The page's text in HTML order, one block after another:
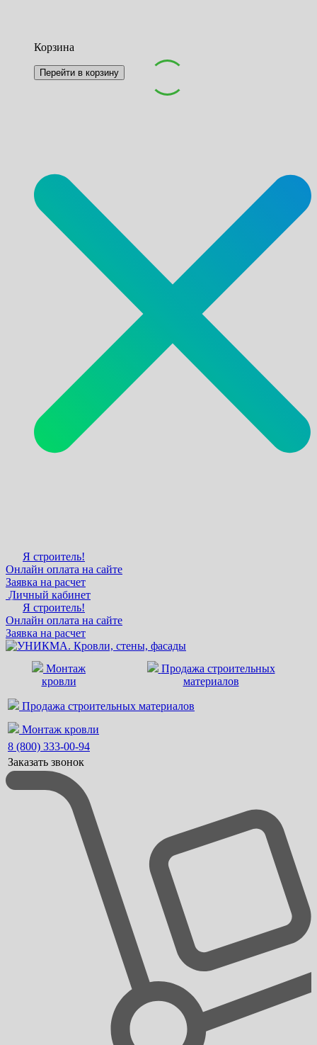
Корзина
Перейти в корзину
Я строитель!
Онлайн оплата на сайте
Заявка на расчет
Личный кабинет
Я строитель!
Онлайн оплата на сайте
Заявка на расчет
Монтаж
кровли
Продажа строительных
материалов
Продажа строительных материалов
Монтаж кровли
8 (800) 333-00-94
Заказать звонок